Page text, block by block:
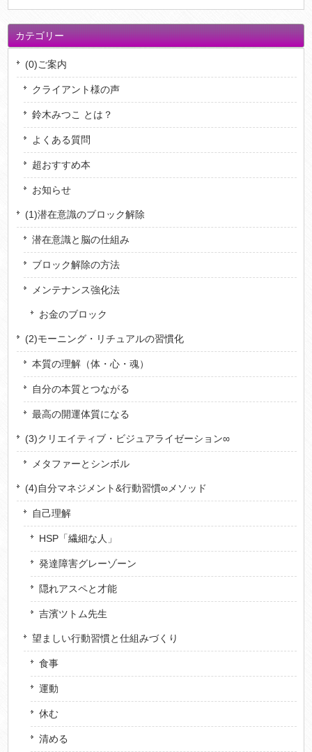
カテゴリー
(0)ご案内
クライアント様の声
鈴木みつこ とは？
よくある質問
超おすすめ本
お知らせ
(1)潜在意識のブロック解除
潜在意識と脳の仕組み
ブロック解除の方法
メンテナンス強化法
お金のブロック
(2)モーニング・リチュアルの習慣化
本質の理解（体・心・魂）
自分の本質とつながる
最高の開運体質になる
(3)クリエイティブ・ビジュアライゼーション∞
メタファーとシンボル
(4)自分マネジメント&行動習慣∞メソッド
自己理解
HSP「繊細な人」
発達障害グレーゾーン
隠れアスペと才能
吉濱ツトム先生
望ましい行動習慣と仕組みづくり
食事
運動
休む
清める